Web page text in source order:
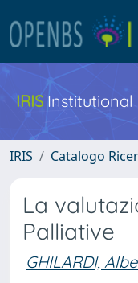
IRIS Institutional
IRIS Catalogo
La
Palliative
GHILARDI,